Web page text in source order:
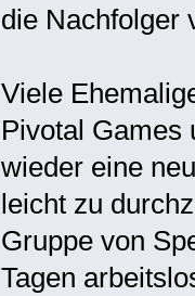
die Nachfolger
Viele
Pivotal Games
wieder eine
leicht zu
Gruppe von
Tagen